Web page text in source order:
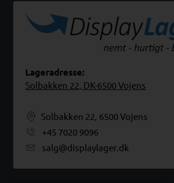
Lageradresse:
Solbakken 22, DK-6500 Vojens
Solbakken 22, 6500 Vojens
+45 7020 9096
salg@displaylager.dk